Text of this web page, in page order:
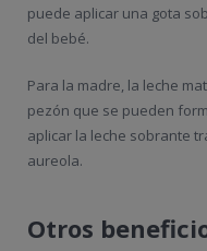
puede aplicar una gota
del bebé.
Para la madre, la leche
pezón que se pueden
aplicar la leche sobrante
aureola.
Otros